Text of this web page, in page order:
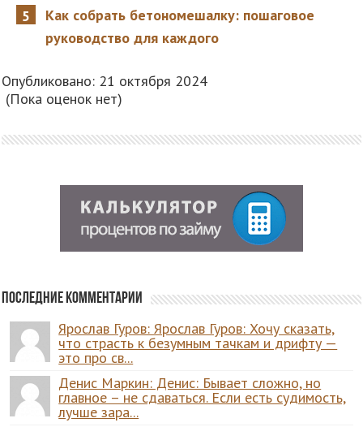
Как собрать бетономешалку: пошаговое
руководство для каждого
Опубликовано: 21 октября 2024
(Пока оценок нет)
Последние комментарии
Ярослав Гуров: Ярослав Гуров: Хочу сказать,
что страсть к безумным тачкам и дрифту —
это про св...
Денис Маркин: Денис: Бывает сложно, но
главное – не сдаваться. Если есть судимость,
лучше зара...